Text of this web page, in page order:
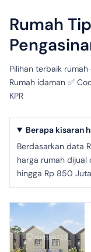
Rumah
Pilihan terbaik
Rumah idaman ✅
KPR
Berapa kisaran
Berdasarkan data
harga rumah dijual
hingga Rp 850